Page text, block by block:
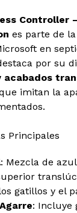
Controller
es parte de
en
por su
acabados
imitan la
Principales
: Mezcla de
gatillos y el
: Incluye